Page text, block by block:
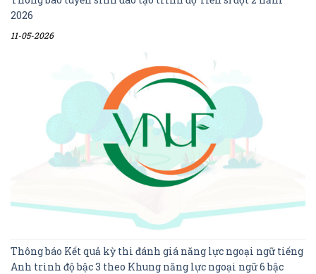
2026
11-05-2026
Thông báo Kết quả kỳ thi đánh giá năng lực ngoại ngữ tiếng
Anh trình độ bậc 3 theo Khung năng lực ngoại ngữ 6 bậc